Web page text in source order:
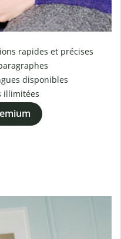
rapides et précises
disponibles
illimitées